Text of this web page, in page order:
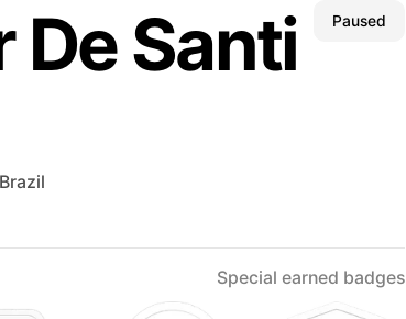
De Santi Paused
Special earned badges